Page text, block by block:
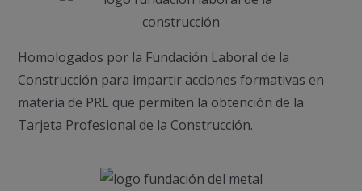
Homologados por la Fundación Laboral de la
Construcción para impartir acciones formativas en
materia de PRL que permiten la obtención de la
Tarjeta Profesional de la Construcción.